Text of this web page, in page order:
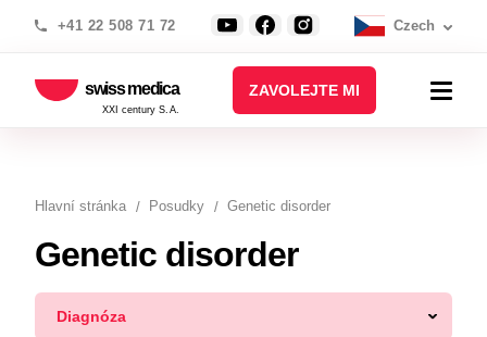
+41 22 508 71 72 Czech
swiss medica
XXI century S.A.
ZAVOLEJTE MI
Hlavní stránka Posudky Genetic disorder
Genetic disorder
Diagnóza